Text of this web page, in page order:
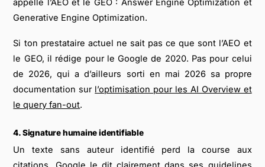
appelle l’AEO et le GEO : Answer Engine Optimization et
Generative Engine Optimization.
Si ton prestataire actuel ne sait pas ce que sont l’AEO et
le GEO, il rédige pour le Google de 2020. Pas pour celui
de 2026, qui a d’ailleurs sorti en mai 2026 sa propre
documentation sur l’optimisation pour les AI Overview et
le query fan-out.
4. Signature humaine identifiable
Un texte sans auteur identifié perd la course aux